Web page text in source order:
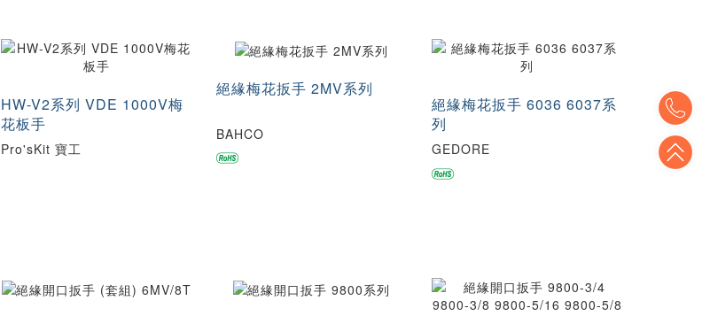
HW-V2系列 VDE 1000V梅
花板手
Pro'sKit 寶工
絕緣梅花扳手 2MV系列
BAHCO
絕緣梅花扳手 6036 6037系
列
GEDORE